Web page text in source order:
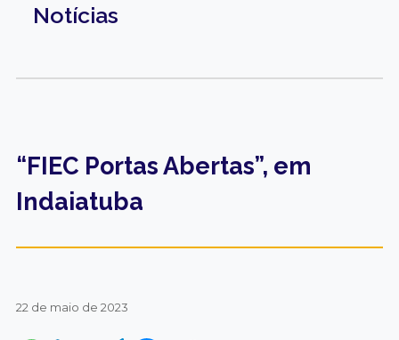
Notícias
“FIEC Portas Abertas”, em
Indaiatuba
22 de maio de 2023